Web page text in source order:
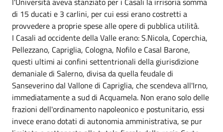
di 15 ducati e 3 carlini, per cui essi erano costretti a
provvedere a proprie spese alle opere di pubblica utilità.
I Casali ad occidente della Valle erano: S.Nicola, Coperchia,
Pellezzano, Capriglia, Cologna, Nofilo e Casal Barone,
questi ultimi ai confini settentrionali della giurisdizione
demaniale di Salerno, divisa da quella feudale di
Sanseverino dal Vallone di Capriglia, che scendeva all'Irno,
immediatamente a sud di Acquamela. Non erano solo delle
frazioni dell'ordinamento napoleonico e postunitario, essi
invece erano dotati di autonomia amministrativa, se pur